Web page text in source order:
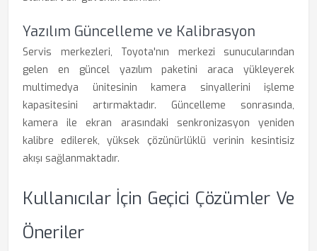
Yazılım Güncelleme ve Kalibrasyon
Servis merkezleri, Toyota'nın merkezi sunucularından
gelen en güncel yazılım paketini araca yükleyerek
multimedya ünitesinin kamera sinyallerini işleme
kapasitesini artırmaktadır. Güncelleme sonrasında,
kamera ile ekran arasındaki senkronizasyon yeniden
kalibre edilerek, yüksek çözünürlüklü verinin kesintisiz
akışı sağlanmaktadır.
Kullanıcılar İçin Geçici Çözümler Ve
Öneriler